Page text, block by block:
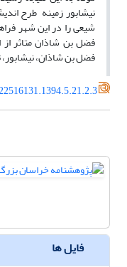
نیشابور زمینه طرح
شیعی را در این شهر
فضل بن شاذان متاثر از
فضل بن شاذان،
فایل ها